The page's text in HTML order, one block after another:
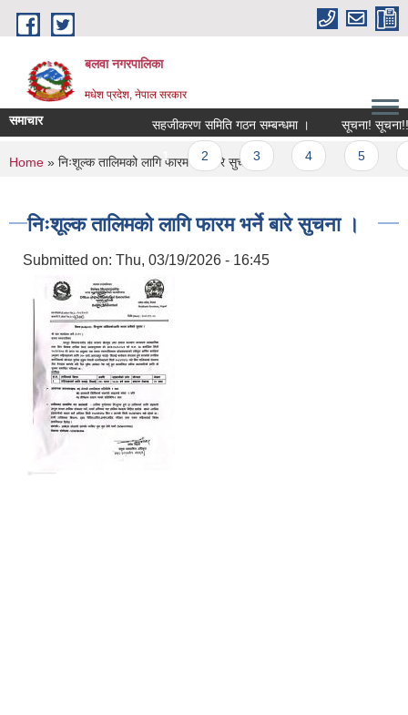
Skip to main content
बलवा नगरपालिका
मधेश प्रदेश, नेपाल सरकार
समाचार सहजीकरण समिति गठन सम्बन्धमा । सूचना! सूचना!!
Pages
1 2 3
You are here
Home » निःशूल्क तालिमको लागि फारम भर्ने बारे सुचना ।
निःशूल्क तालिमको लागि फारम भर्ने बारे सुचना ।
Submitted on: Thu, 03/19/2026 - 16:45